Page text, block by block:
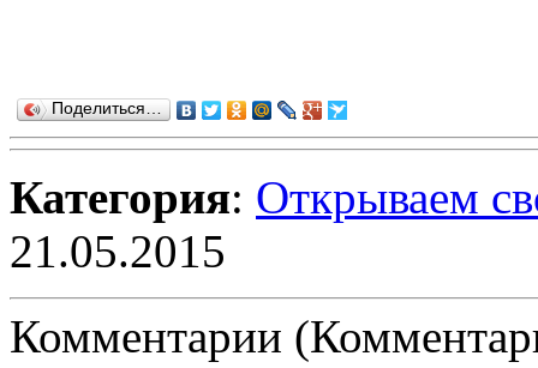
Поделиться…
Категория: Открываем
21.05.2015
Комментарии